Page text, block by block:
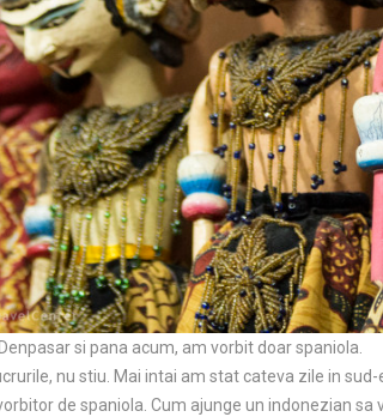
si pana acum, am vorbit doar spaniola.
nu stiu. Mai intai am stat cateva zile in
de spaniola. Cum ajunge un indonezian sa